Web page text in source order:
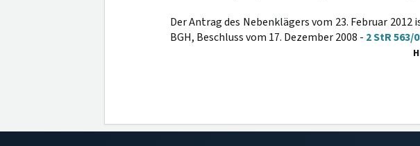
Der Antrag des Nebenklägers vom 23. Februar
BGH, Beschluss vom 17. Dezember 2008 - 2 StR 563/